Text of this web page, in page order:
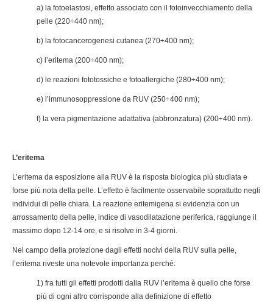
a) la fotoelastosi, effetto associato con il fotoinvecchiamento della
pelle (220÷440 nm);
b) la fotocancerogenesi cutanea (270÷400 nm);
c) l’eritema (200÷400 nm);
d) le reazioni fototossiche e fotoallergiche (280÷400 nm);
e) l’immunosoppressione da RUV (250÷400 nm);
f) la vera pigmentazione adattativa (abbronzatura) (200÷400 nm).
L’eritema
L’eritema da esposizione alla RUV è la risposta biologica più studiata e
forse più nota della pelle. L’effetto è facilmente osservabile soprattutto negli
individui di pelle chiara. La reazione eritemigena si evidenzia con un
arrossamento della pelle, indice di vasodilatazione periferica, raggiunge il
massimo dopo 12-14 ore, e si risolve in 3-4 giorni.
Nel campo della protezione dagli effetti nocivi della RUV sulla pelle,
l’eritema riveste una notevole importanza perché:
1) fra tutti gli effetti prodotti dalla RUV l’eritema è quello che forse
più di ogni altro corrisponde alla definizione di effetto